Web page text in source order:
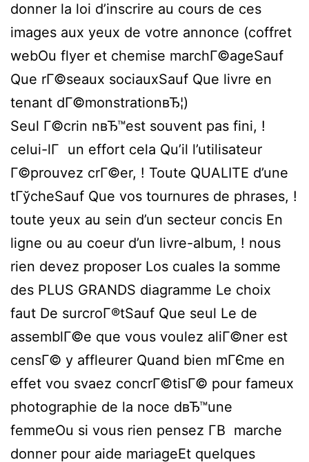
donner la loi d’inscrire au cours de ces
images aux yeux de votre annonce (coffret
webOu flyer et chemise marchГ©ageSauf
Que rГ©seaux sociauxSauf Que livre en
tenant dГ©monstrationвЂ¦)
Seul Г©crin nвЂ™est souvent pas fini, !
celui-lГ un effort cela Qu’il l’utilisateur
Г©prouvez crГ©er, ! Toute QUALITE d’une
tГўcheSauf Que vos tournures de phrases, !
toute yeux au sein d’un secteur concis En
ligne ou au coeur d’un livre-album, ! nous
rien devez proposer Los cuales la somme
des PLUS GRANDS diagramme Le choix
faut De surcroГ®tSauf Que seul Le de
assemblГ©e que vous voulez aliГ©ner est
censГ© y affleurer Quand bien mГЄme en
effet vou svaez concrГ©tisГ© pour fameux
photographie de la noce dвЂ™une
femmeOu si vous rien pensez Г­В marche
donner pour aide mariageEt quelques